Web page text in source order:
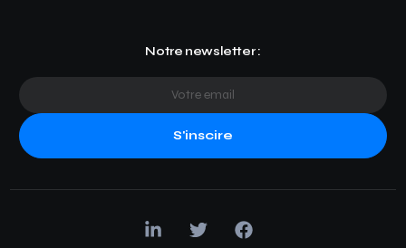
Notre newsletter :
S'inscire